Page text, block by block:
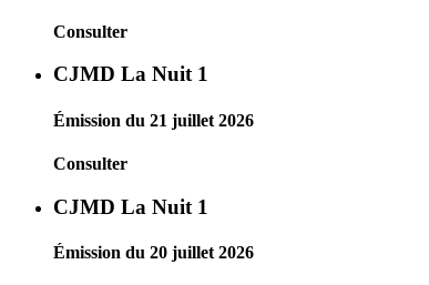
Consulter
CJMD La Nuit 1
Émission du 21 juillet 2026
Consulter
CJMD La Nuit 1
Émission du 20 juillet 2026